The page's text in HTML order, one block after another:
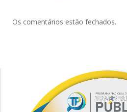
Os comentários estão fechados.